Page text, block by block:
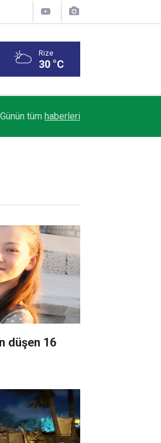
Rize
30 °C
Türkiye, bölgesel istikrara
Günün tüm haberleri
düşen 16